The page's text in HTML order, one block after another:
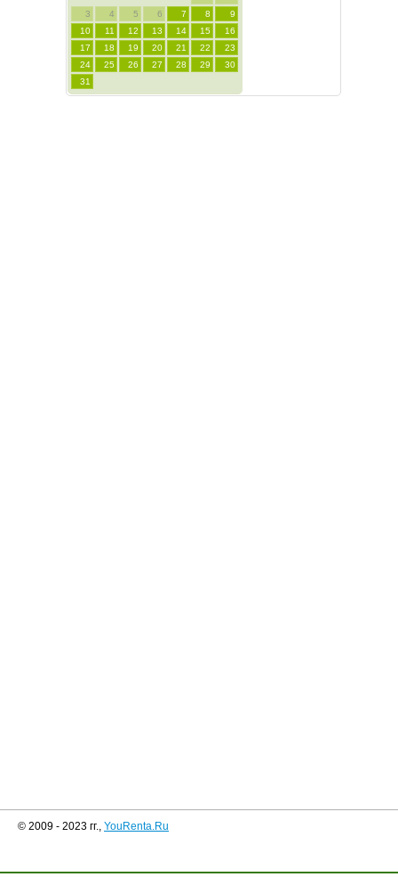
3
4 5 6 7 8
9
10
11 12 13 14 15
16
17
18 19 20 21 22
23
24
25 26 27 28 29
30
31
© 2009 - 2023 гг., YouRenta.Ru